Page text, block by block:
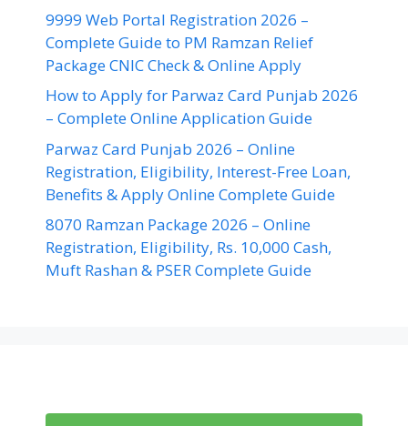
9999 Web Portal Registration 2026 –
Complete Guide to PM Ramzan Relief
Package CNIC Check & Online Apply
How to Apply for Parwaz Card Punjab 2026
– Complete Online Application Guide
Parwaz Card Punjab 2026 – Online
Registration, Eligibility, Interest-Free Loan,
Benefits & Apply Online Complete Guide
8070 Ramzan Package 2026 – Online
Registration, Eligibility, Rs. 10,000 Cash,
Muft Rashan & PSER Complete Guide